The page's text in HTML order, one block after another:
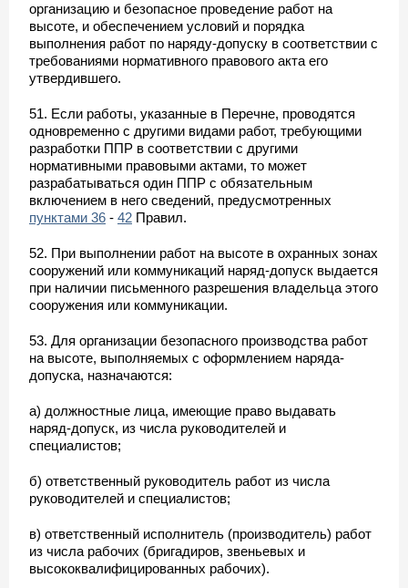
организацию и безопасное проведение работ на
высоте, и обеспечением условий и порядка
выполнения работ по наряду-допуску в соответствии с
требованиями нормативного правового акта его
утвердившего.
51. Если работы, указанные в Перечне, проводятся
одновременно с другими видами работ, требующими
разработки ППР в соответствии с другими
нормативными правовыми актами, то может
разрабатываться один ППР с обязательным
включением в него сведений, предусмотренных
пунктами 36 - 42 Правил.
52. При выполнении работ на высоте в охранных зонах
сооружений или коммуникаций наряд-допуск выдается
при наличии письменного разрешения владельца этого
сооружения или коммуникации.
53. Для организации безопасного производства работ
на высоте, выполняемых с оформлением наряда-
допуска, назначаются:
а) должностные лица, имеющие право выдавать
наряд-допуск, из числа руководителей и
специалистов;
б) ответственный руководитель работ из числа
руководителей и специалистов;
в) ответственный исполнитель (производитель) работ
из числа рабочих (бригадиров, звеньевых и
высококвалифицированных рабочих).